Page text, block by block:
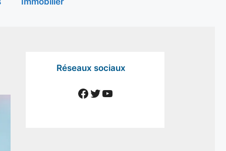
Réseaux sociaux
Facebook
Twitter
YouTube